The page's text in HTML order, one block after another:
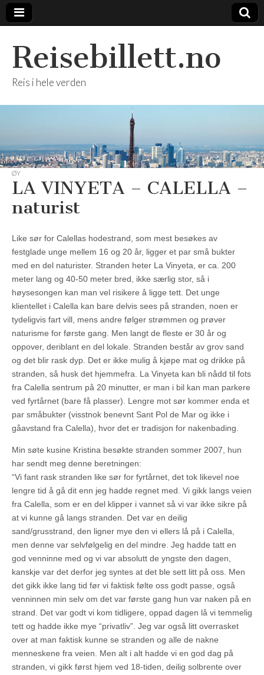
Reisebillett.no
Reis i hele verden
ØY
LA VINYETA – CALELLA –
naturist
Like sør for Calellas hodestrand, som mest besøkes av
festglade unge mellem 16 og 20 år, ligger et par små bukter
med en del naturister. Stranden heter La Vinyeta, er ca. 200
meter lang og 40-50 meter bred, ikke særlig stor, så i
høysesongen kan man vel risikere å ligge tett. Det unge
klientellet i Calella kan bare delvis sees på stranden, noen er
tydeligvis fart vill, mens andre følger strømmen og prøver
naturisme for første gang. Men langt de fleste er 30 år og
oppover, deriblant en del lokale. Stranden består av grov sand
og det blir rask dyp. Det er ikke mulig å kjøpe mat og drikke på
stranden, så husk det hjemmefra. La Vinyeta kan bli nådd til fots
fra Calella sentrum på 20 minutter, er man i bil kan man parkere
ved fyrtårnet (bare få plasser). Lengre mot sør kommer enda et
par småbukter (visstnok benevnt Sant Pol de Mar og ikke i
gåavstand fra Calella), hvor det er tradisjon for nakenbading.
Min søte kusine Kristina besøkte stranden sommer 2007, hun
har sendt meg denne beretningen:
“Vi fant rask stranden like sør for fyrtårnet, det tok likevel noe
lengre tid å gå dit enn jeg hadde regnet med. Vi gikk langs veien
fra Calella, som er en del klipper i vannet så vi var ikke sikre på
at vi kunne gå langs stranden. Det var en deilig
sand/grusstrand, den ligner mye den vi ellers lå på i Calella,
men denne var selvfølgelig en del mindre. Jeg hadde tatt en
god venninne med og vi var absolutt de yngste den dagen,
kanskje var det derfor jeg syntes at det ble sett litt på oss. Men
det gikk ikke lang tid før vi faktisk følte oss godt passe, også
venninnen min selv om det var første gang hun var naken på en
strand. Det var godt vi kom tidligere, oppad dagen lå vi temmelig
tett og hadde ikke mye “privatliv”. Jeg var også litt overrasket
over at man faktisk kunne se stranden og alle de nakne
menneskene fra veien. Men alt i alt hadde vi en god dag på
stranden, vi gikk først hjem ved 18-tiden, deilig solbrente over